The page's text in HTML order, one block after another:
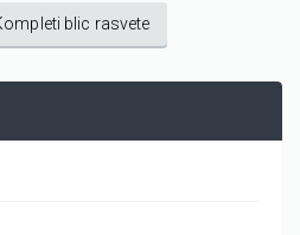
blic rasvete